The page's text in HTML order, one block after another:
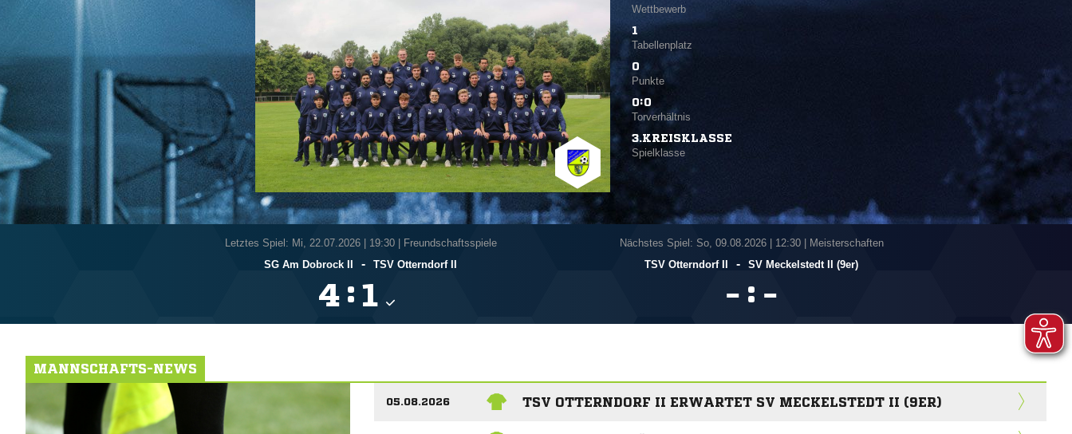
Wettbewerb
1
Tabellenplatz
0
Punkte
0:0
Torverhältnis
3.KREISKLASSE
Spielklasse
Letztes Spiel: Mi, 22.07.2026| 19:30 | Freundschaftsspiele
SG Am Dobrock II
- TSV Otterndorf II
 : 
Nächstes Spiel: So, 09.08.2026| 12:30 | Meisterschaften
TSV Otterndorf II
- SV Meckelstedt II (9er)
 : 
MANNSCHAFTS-NEWS
05.08.2026 TSV OTTERNDORF II ERWARTET SV MECKELSTEDT II (9ER)